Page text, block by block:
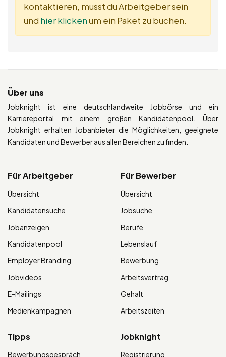
kontaktieren, musst du Arbeitgeber sein
und hier klickenum ein Paket zu buchen.
Über uns
Jobknight ist eine deutschlandweite Jobbörse und ein
Karriereportal mit einem großen Kandidatenpool. Über
Jobknight erhalten Jobanbieter die Möglichkeiten, geeignete
Kandidaten und Bewerber aus allen Bereichen zu finden.
Für Arbeitgeber
Übersicht
Kandidatensuche
Jobanzeigen
Kandidatenpool
Employer Branding
Jobvideos
E-Mailings
Medienkampagnen
Für Bewerber
Übersicht
Jobsuche
Berufe
Lebenslauf
Bewerbung
Arbeitsvertrag
Gehalt
Arbeitszeiten
Tipps
Bewerbungsgespräch
Jobknight
Registrierung